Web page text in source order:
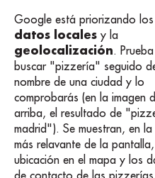
Google está priorizando los
datos locales y la
geolocalización.
buscar "pizzería" seguido
nombre de una ciudad y lo
comprobarás (en la imagen
arriba, el resultado de
madrid"). Se muestran, en
más relavante de la
ubicación en el mapa y los
de contacto de las